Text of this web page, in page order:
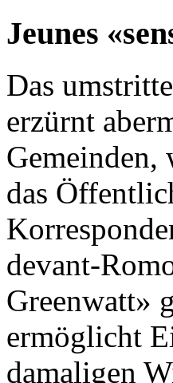
Jeunes
Das
erzürnt
das
devant-
Greenwatt»
ermöglicht
damaligen